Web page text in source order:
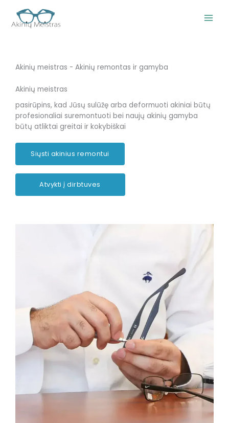
turinio
Akinių meistras - Akinių remontas ir gamyba
Akinių meistras
pasirūpins, kad Jūsų sulūžę arba deformuoti akiniai būtų
profesionaliai suremontuoti bei naujų akinių gamyba
būtų atliktai greitai ir kokybiškai
Siųsti akinius remontui
Atvykti į dirbtuves